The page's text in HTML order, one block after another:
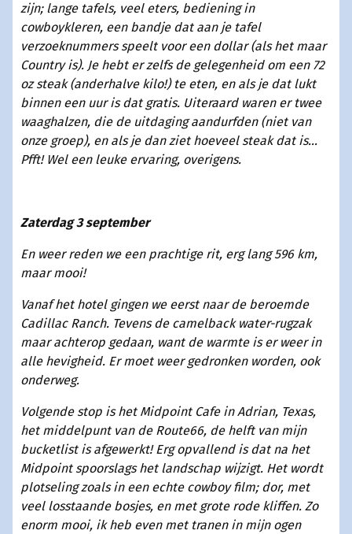
zijn; lange tafels, veel eters, bediening in
cowboykleren, een bandje dat aan je tafel
verzoeknummers speelt voor een dollar (als het maar
Country is). Je hebt er zelfs de gelegenheid om een 72
oz steak (anderhalve kilo!) te eten, en als je dat lukt
binnen een uur is dat gratis. Uiteraard waren er twee
waaghalzen, die de uitdaging aandurfden (niet van
onze groep), en als je dan ziet hoeveel steak dat is...
Pfft! Wel een leuke ervaring, overigens.
Zaterdag 3 september
En weer reden we een prachtige rit, erg lang 596 km,
maar mooi!
Vanaf het hotel gingen we eerst naar de beroemde
Cadillac Ranch. Tevens de camelback water-rugzak
maar achterop gedaan, want de warmte is er weer in
alle hevigheid. Er moet weer gedronken worden, ook
onderweg.
Volgende stop is het Midpoint Cafe in Adrian, Texas,
het middelpunt van de Route66, de helft van mijn
bucketlist is afgewerkt! Erg opvallend is dat na het
Midpoint spoorslags het landschap wijzigt. Het wordt
plotseling zoals in een echte cowboy film; dor, met
veel losstaande bosjes, en met grote rode kliffen. Zo
enorm mooi, ik heb even met tranen in mijn ogen